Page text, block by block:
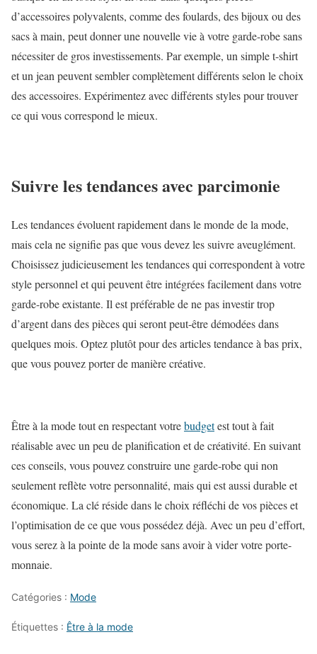
d’accessoires polyvalents, comme des foulards, des bijoux ou des
sacs à main, peut donner une nouvelle vie à votre garde-robe sans
nécessiter de gros investissements. Par exemple, un simple t-shirt
et un jean peuvent sembler complètement différents selon le choix
des accessoires. Expérimentez avec différents styles pour trouver
ce qui vous correspond le mieux.
Suivre les tendances avec parcimonie
Les tendances évoluent rapidement dans le monde de la mode,
mais cela ne signifie pas que vous devez les suivre aveuglément.
Choisissez judicieusement les tendances qui correspondent à votre
style personnel et qui peuvent être intégrées facilement dans votre
garde-robe existante. Il est préférable de ne pas investir trop
d’argent dans des pièces qui seront peut-être démodées dans
quelques mois. Optez plutôt pour des articles tendance à bas prix,
que vous pouvez porter de manière créative.
Être à la mode tout en respectant votrebudgetest tout à fait
réalisable avec un peu de planification et de créativité. En suivant
ces conseils, vous pouvez construire une garde-robe qui non
seulement reflète votre personnalité, mais qui est aussi durable et
économique. La clé réside dans le choix réfléchi de vos pièces et
l’optimisation de ce que vous possédez déjà. Avec un peu d’effort,
vous serez à la pointe de la mode sans avoir à vider votre porte-
monnaie.
Catégories : Mode
Étiquettes : Être à la mode